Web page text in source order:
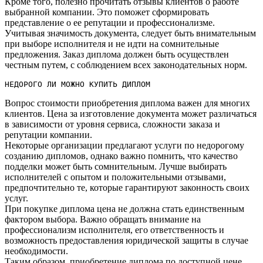
выбранной компании.​ Это поможет сформировать
представление о ее репутации и профессионализме.​
Учитывая значимость документа, следует быть внимательным
при выборе исполнителя и не идти на сомнительные
предложения.​ Заказ диплома должен быть осуществлен
честным путем, с соблюдением всех законодательных норм.​
НЕДОРОГО ЛИ МОЖНО КУПИТЬ ДИПЛОМ
Вопрос стоимости приобретения диплома важен для многих
клиентов. Цена за изготовление документа может различаться
в зависимости от уровня сервиса, сложности заказа и
репутации компании.​
Некоторые организации предлагают услуги по недорогому
созданию дипломов, однако важно помнить, что качество
подделки может быть сомнительным.​ Лучше выбирать
исполнителей с опытом и положительными отзывами,
предпочтительно те, которые гарантируют законность своих
услуг.​
При покупке диплома цена не должна стать единственным
фактором выбора.​ Важно обращать внимание на
профессионализм исполнителя, его ответственность и
возможность предоставления юридической защиты в случае
необходимости.​